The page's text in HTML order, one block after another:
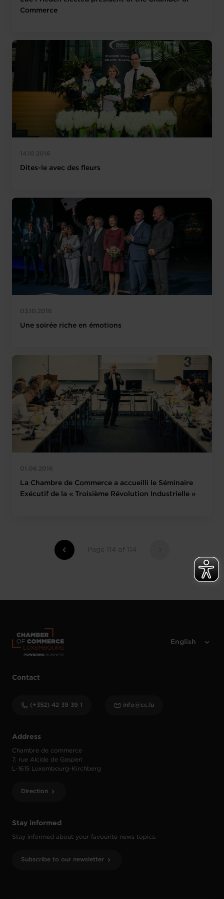
Commerce
14.10.2016
Dites-le avec des fleurs
03.10.2016
Une soirée riche en émotions
01.06.2016
La Chambre de Commerce a accueilli le Séminaire
Exécutif de la « Troisième Révolution Industrielle »
Page 114 of 114
Stay informed
Stay informed about your favourite news topics.
Subscribe to our newsletter
Address
Chambre de commerce
7, rue Alcide de Gasperi
L-1615 Luxembourg-Kirchberg
Direction
Contact
(+352) 42 39 39 1 info@cc.lu